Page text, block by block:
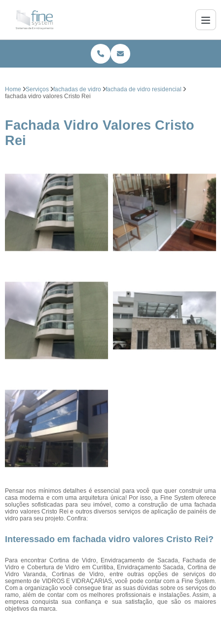
Home Serviços fachadas de vidro
fachada de vidro residencial
fachada vidro valores Cristo Rei
Fachada Vidro Valores Cristo
Rei
Pensar nos mínimos detalhes é essencial para você que quer construir uma
casa moderna e com uma arquitetura única! Por isso, a Fine System oferece
soluções sofisticadas para seu imóvel, como a construção de uma fachada
vidro valores Cristo Rei e outros diversos serviços de aplicação de painéis de
vidro para seu projeto. Confira:
Interessado em fachada vidro valores Cristo Rei?
Para encontrar Cortina de Vidro, Envidraçamento de Sacada, Fachada de
Vidro e Cobertura de Vidro em Curitiba, Envidraçamento Sacada, Cortina de
Vidro Varanda, Cortinas de Vidro, entre outras opções de serviços do
segmento de VIDROS E VIDRAÇARIAS, você pode contar com a Fine System.
Com a organização você consegue tirar as suas dúvidas sobre os serviços do
ramo, além de contar com os melhores profissionais e instalações. Assim, a
empresa conquista sua confiança e sua satisfação, que são os maiores
objetivos da marca.